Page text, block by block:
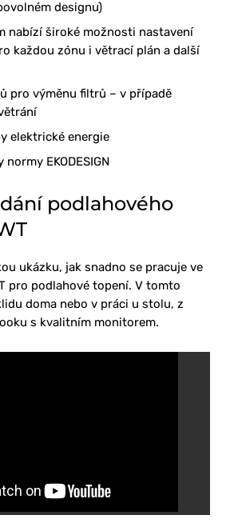
designu)
nabízí široké možnosti nastavení
každou zónu i větrací plán a další
pro výměnu filtrů – v případě
elektrické energie
EKODESIGN
podlahového
ukázku, jak snadno se pracuje ve
pro podlahové topení. V tomto
doma nebo v práci u stolu, z
s kvalitním monitorem.